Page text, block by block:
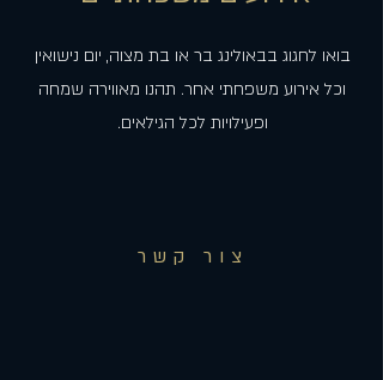
בואו לחגוג בבאולינג בר או בת מצוה, יום נישואין
וכל אירוע משפחתי אחר. תהנו מאווירה שמחה
ופעילויות לכל הגילאים.
צור קשר